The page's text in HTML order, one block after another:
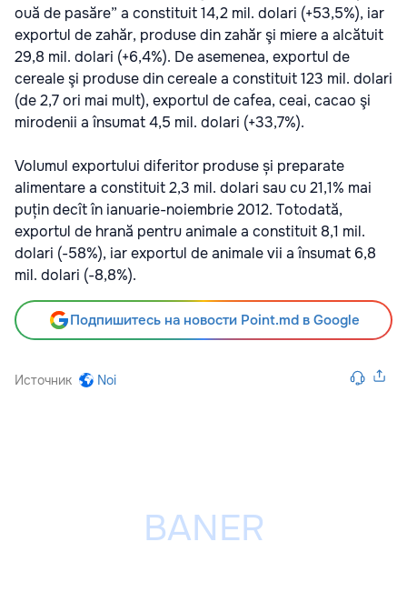
ouă de pasăre” a constituit 14,2 mil. dolari (+53,5%), iar
exportul de zahăr, produse din zahăr şi miere a alcătuit
29,8 mil. dolari (+6,4%). De asemenea, exportul de
cereale şi produse din cereale a constituit 123 mil. dolari
(de 2,7 ori mai mult), exportul de cafea, ceai, cacao şi
mirodenii a însumat 4,5 mil. dolari (+33,7%).
Volumul exportului diferitor produse și preparate
alimentare a constituit 2,3 mil. dolari sau cu 21,1% mai
puțin decît în ianuarie-noiembrie 2012. Totodată,
exportul de hrană pentru animale a constituit 8,1 mil.
dolari (-58%), iar exportul de animale vii a însumat 6,8
mil. dolari (-8,8%).
Подпишитесь на новости Point.md в Google
Источник Noi